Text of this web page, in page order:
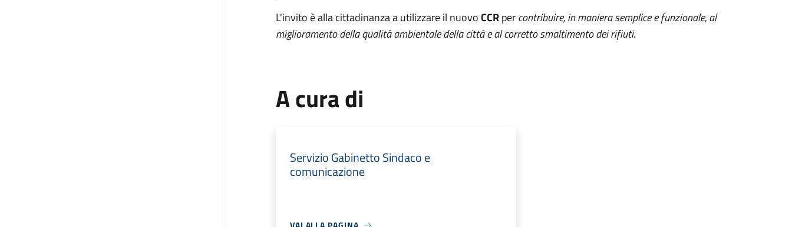
L'invito è alla cittadinanza a utilizzare il nuovoCCRpercontribuire, in maniera semplice e funzionale, al
miglioramento della qualità ambientale della città e al corretto smaltimento dei rifiuti.
A cura di
Servizio Gabinetto Sindaco e
comunicazione